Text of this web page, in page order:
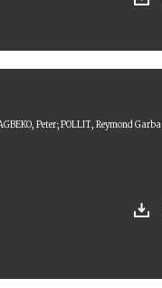
Peter; POLLIT, Reymond Garba